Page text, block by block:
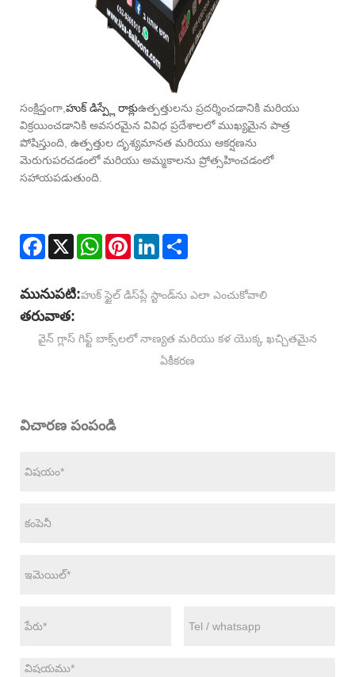
సంక్షిప్తంగా, హుక్ డిస్ప్లే రాక్లుఉత్పత్తులను ప్రదర్శించడానికి మరియు
విక్రయించడానికి అవసరమైన వివిధ ప్రదేశాలలో ముఖ్యమైన పాత్ర
పోషిస్తుంది, ఉత్పత్తుల దృశ్యమానత మరియు ఆకర్షణను
మెరుగుపరచడంలో మరియు అమ్మకాలను ప్రోత్సహించడంలో
సహాయపడుతుంది.
Facebook
X WhatsAppPinterestLinkedIn
మునుపటి:హుక్ స్టైల్ డిస్‌ప్లే స్టాండ్‌ను ఎలా ఎంచుకోవాలి
తరువాత:
వైన్ గ్లాస్ గిఫ్ట్ బాక్స్‌లలో నాణ్యత మరియు కళ యొక్క ఖచ్చితమైన
ఏకీకరణ
విచారణ పంపండి